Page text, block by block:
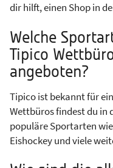
dir hilft, einen Shop in
Welche
Tipico
angeboten?
Tipico ist bekannt für
Wettbüros findest du in
populäre Sportarten
Eishockey und viele